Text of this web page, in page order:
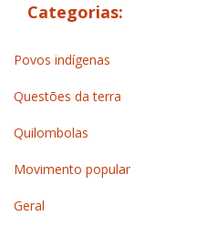
Categorias:
Povos indígenas
Questões da terra
Quilombolas
Movimento popular
Geral